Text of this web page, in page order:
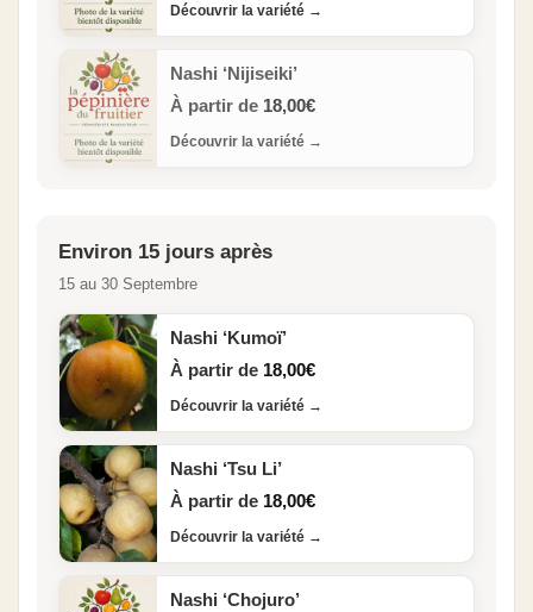
Découvrir la variété →
Nashi ‘Nijiseiki’
À partir de 18,00€
Découvrir la variété →
Environ 15 jours après
15 au 30 Septembre
Nashi ‘Kumoï’
À partir de 18,00€
Découvrir la variété →
Nashi ‘Tsu Li’
À partir de 18,00€
Découvrir la variété →
Nashi ‘Chojuro’